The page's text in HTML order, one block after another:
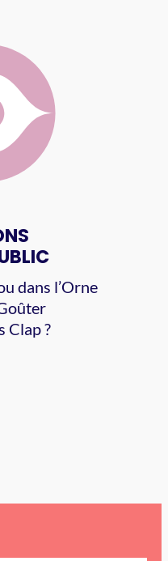
dans l’Orne
Clap ?